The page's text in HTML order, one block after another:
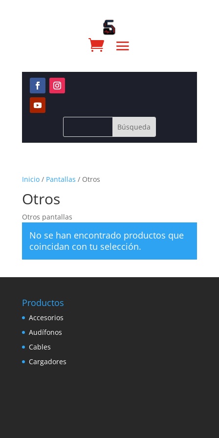
Inicio/ Pantallas / Otros
Otros
Otros pantallas
No se han encontrado productos que
coincidan con tu selección.
Productos
Accesorios
Audífonos
Cables
Cargadores